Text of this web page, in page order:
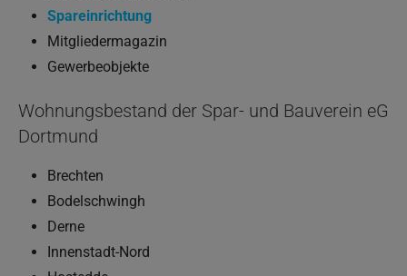
Spareinrichtung
Mitgliedermagazin
Gewerbeobjekte
Wohnungsbestand der Spar- und Bauverein eG
Dortmund
Brechten
Bodelschwingh
Derne
Innenstadt-Nord